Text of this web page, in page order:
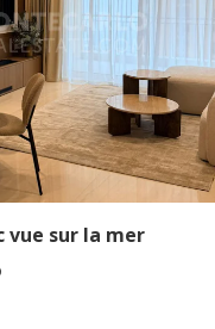
vue sur la mer